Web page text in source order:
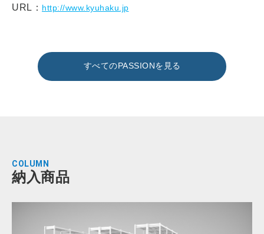
URL： http://www.kyuhaku.jp
すべてのPASSIONを見る
COLUMN
納入商品